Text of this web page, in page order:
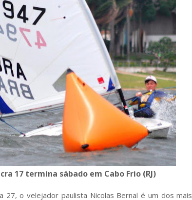
17 termina sábado em Cabo Frio (RJ)
o velejador paulista Nicolas Bernal é um dos mais